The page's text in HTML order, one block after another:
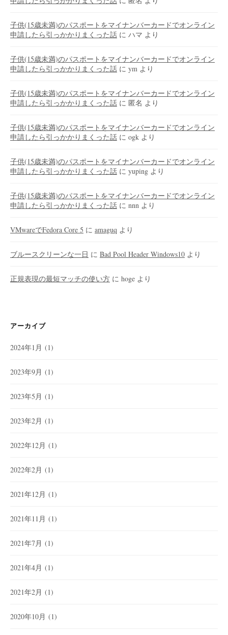
子供(15歳未満)のパスポートをマイナンバーカードでオンライン
申請したら引っかかりまくった話 に ハマ より
子供(15歳未満)のパスポートをマイナンバーカードでオンライン
申請したら引っかかりまくった話 に ym より
子供(15歳未満)のパスポートをマイナンバーカードでオンライン
申請したら引っかかりまくった話 に 匿名 より
子供(15歳未満)のパスポートをマイナンバーカードでオンライン
申請したら引っかかりまくった話 に ogk より
子供(15歳未満)のパスポートをマイナンバーカードでオンライン
申請したら引っかかりまくった話 に yuping より
子供(15歳未満)のパスポートをマイナンバーカードでオンライン
申請したら引っかかりまくった話 に nnn より
VMwareでFedora Core 5 に amaguq より
ブルースクリーンな一日 に Bad Pool Header Windows10 より
正規表現の最短マッチの使い方 に hoge より
アーカイブ
2024年1月 (1)
2023年9月 (1)
2023年5月 (1)
2023年2月 (1)
2022年12月 (1)
2022年2月 (1)
2021年12月 (1)
2021年11月 (1)
2021年7月 (1)
2021年4月 (1)
2021年2月 (1)
2020年10月 (1)